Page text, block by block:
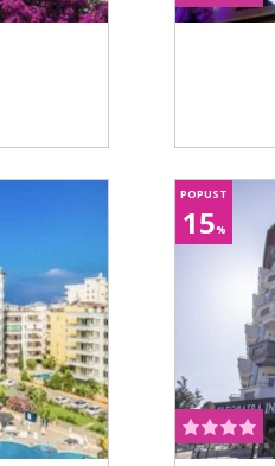
POPUST
15%